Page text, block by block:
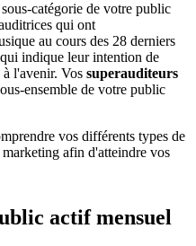
sous-catégorie de votre public
qui ont
au cours des 28 derniers
indique leur intention de
l'avenir. Vos superauditeurs
ensemble de votre public
vos différents types de
afin d'atteindre vos
actif mensuel